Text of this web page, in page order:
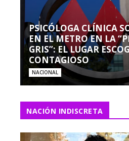
PSICÓLOGA CLÍNICA
EN EL METRO EN LA
GRIS”: EL LUGAR
CONTAGIOSO
NACIONAL
NACIÓN INDISCRETA